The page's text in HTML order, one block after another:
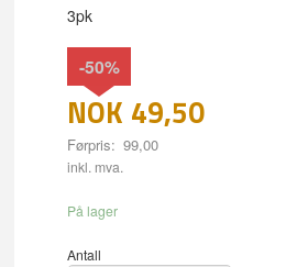
3pk
NOK 49,50
Førpris: 99,00
Rabatt
-50%
inkl. mva.
På lager
Antall